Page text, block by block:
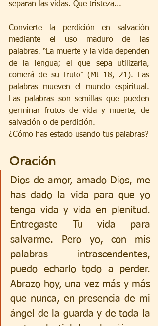
separan las vidas. Que tristeza...
Convierte la perdición en salvación
mediante el uso maduro de las
palabras. “La muerte y la vida dependen
de la lengua; el que sepa utilizarla,
comerá de su fruto” (Mt 18, 21). Las
palabras mueven el mundo espiritual.
Las palabras son semillas que pueden
germinar frutos de vida y muerte, de
salvación o de perdición.
¿Cómo has estado usando tus palabras?
Oración
Dios de amor, amado Dios, me
has dado la vida para que yo
tenga vida y vida en plenitud.
Entregaste Tu vida para
salvarme. Pero yo, con mis
palabras intrascendentes,
puedo echarlo todo a perder.
Abrazo hoy, una vez más y más
que nunca, en presencia de mi
ángel de la guarda y de toda la